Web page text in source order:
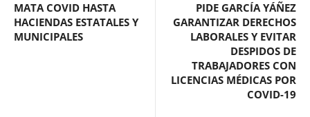
MATA COVID HASTA
HACIENDAS ESTATALES Y
MUNICIPALES
PIDE GARCÍA YÁÑEZ
GARANTIZAR DERECHOS
LABORALES Y EVITAR
DESPIDOS DE
TRABAJADORES CON
LICENCIAS MÉDICAS POR
COVID-19